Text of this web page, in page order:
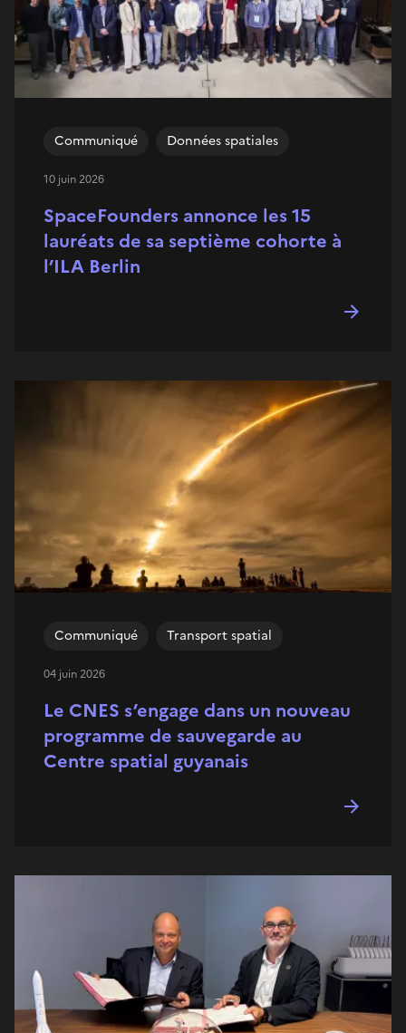
SpaceFounders annonce les 15
lauréats de sa septième cohorte à
l’ILA Berlin
Communiqué Données spatiales
10 juin 2026
Le CNES s’engage dans un nouveau
programme de sauvegarde au
Centre spatial guyanais
Communiqué Transport spatial
04 juin 2026